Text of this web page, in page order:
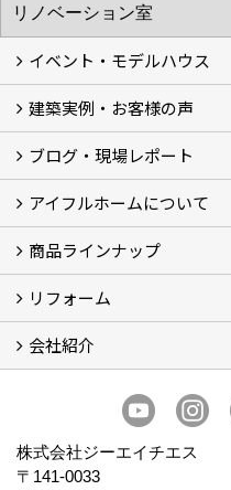
イベント・モデルハウス
イベント
モデルハウス見学
建築実例・お客様の声
建築実例
お客様の声
ブログ・現場レポート
ブログ
現場レポート
アイフルホームについて
アイフルホームについて (5)
商品ラインナップ
商品ラインナップ
リフォーム
まるごと断熱リフォーム
イベント情報
施工事例
会社紹介
スタッフ紹介
個人情報保護方針
株式会社ジーエイチエス
〒141-0033